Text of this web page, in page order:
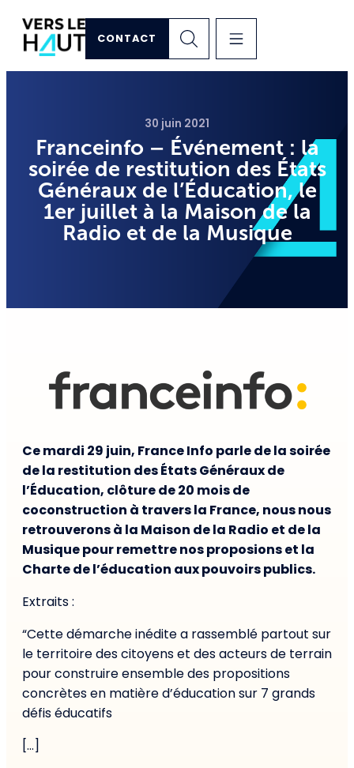
CONTACT
30 juin 2021
Franceinfo – Événement : la
soirée de restitution des États
Généraux de l’Éducation, le
1er juillet à la Maison de la
Radio et de la Musique
Ce mardi 29 juin, France Info parle de la soirée
de la restitution des États Généraux de
l’Éducation, clôture de 20 mois de
coconstruction à travers la France, nous nous
retrouverons à la Maison de la Radio et de la
Musique pour remettre nos proposions et la
Charte de l’éducation aux pouvoirs publics.
Extraits :
“Cette démarche inédite a rassemblé partout sur
le territoire des citoyens et des acteurs de terrain
pour construire ensemble des propositions
concrètes en matière d’éducation sur 7 grands
défis éducatifs
[…]